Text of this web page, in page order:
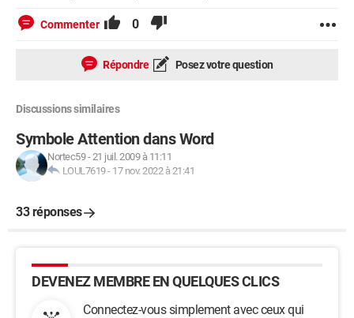
Commenter 0
Répondre Posez votre question
Discussions similaires
Symbole Attention dans Word
Nortec59-21 juil. 2009 à 11:11
LOUL7619- 17 nov. 2022 à 21:41
33 réponses
DEVENEZ MEMBRE EN QUELQUES CLICS
Connectez-vous simplement avec ceux qui